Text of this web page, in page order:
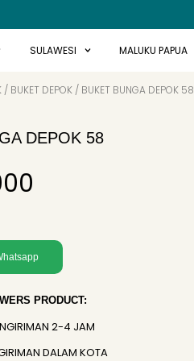
SULAWESI MALUKU PAPUA
/ BUKET DEPOK / BUKET BUNGA DEPOK 58
DEPOK 58
PRODUCT:
2-4 JAM
DALAM KOTA